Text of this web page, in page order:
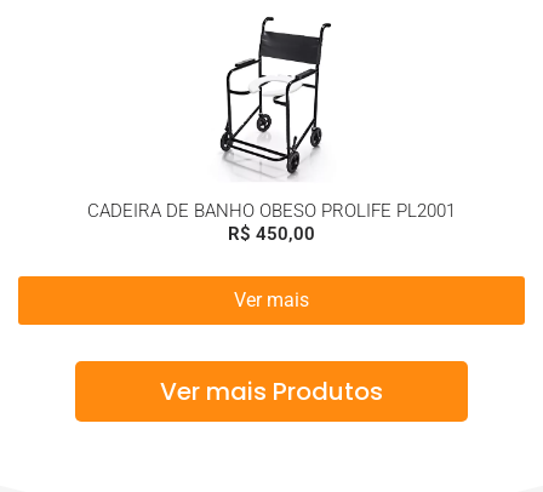
CADEIRA DE BANHO OBESO PROLIFE PL2001
R$ 450,00
Ver mais
Ver mais Produtos